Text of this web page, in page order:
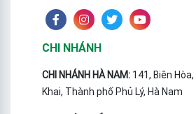
CHI NHÁNH
CHI NHÁNH HÀ NAM: 141, Biên
Khai, Thành phố Phủ Lý, Hà Nam